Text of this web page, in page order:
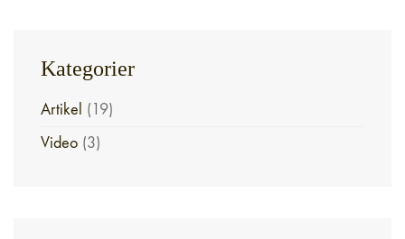
Kategorier
Artikel (19)
Video (3)